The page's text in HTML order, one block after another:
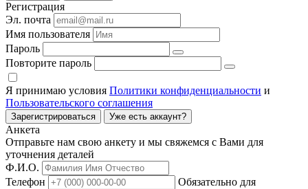
Регистрация
Эл. почта
Имя пользователя
Пароль
Повторите пароль
Я принимаю условия Политики конфиденциальности и
Пользовательского соглашения
Зарегистрироваться Уже есть аккаунт?
Анкета
Отправьте нам свою анкету и мы свяжемся с Вами для
уточнения деталей
Ф.И.О.
Телефон
Обязательно для